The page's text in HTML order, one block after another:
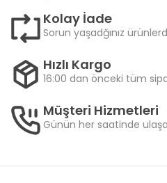
Kolay İade
Sorun yaşadğınız
Hızlı Kargo
16:00 dan önceki tüm
Müşteri Hizmetleri
Günün her saatinde